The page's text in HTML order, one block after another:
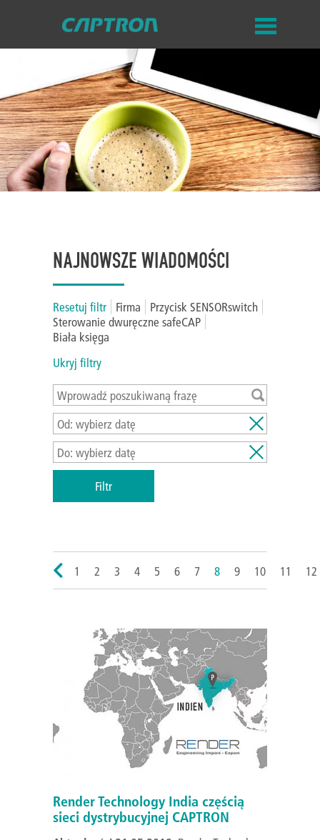
NAJNOWSZE WIADOMOŚCI
Resetuj filtr Firma
Przycisk SENSORswitch
Sterowanie dwuręczne safeCAP
Biała księga
Ukryj filtry
1 2 3 4 5 6 7 8 9 10 11 12
Render Technology India częścią
sieci dystrybucyjnej CAPTRON